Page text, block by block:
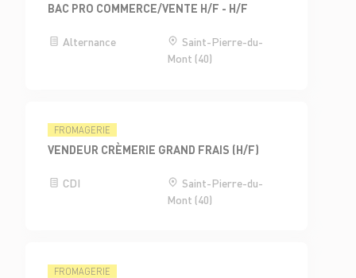
BAC PRO COMMERCE/VENTE H/F - H/F
Alternance
Saint-Pierre-du-
Mont (40)
FROMAGERIE
VENDEUR CRÈMERIE GRAND FRAIS (H/F)
CDI
Saint-Pierre-du-
Mont (40)
FROMAGERIE